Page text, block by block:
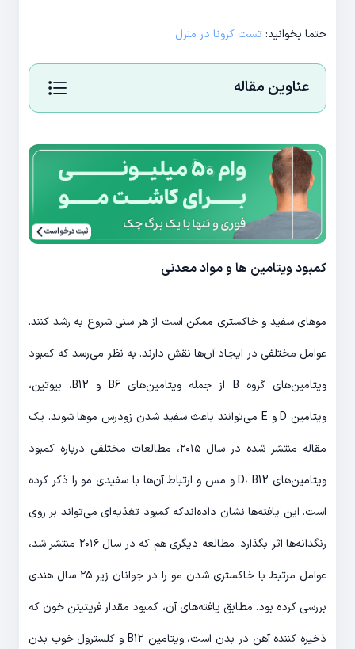
حتما بخوانید:تست کرونا در منزل
عناوین مقاله
ثبت درخواست
کمبود ویتامین ‌ها و مواد معدنی
موهای سفید و خاکستری ممکن است از هر سنی شروع به رشد کنند.
عوامل مختلفی در ایجاد آن‌ها نقش دارند. به نظر می‌رسد که کمبود
ویتامین‌های گروه B از جمله ویتامین‌های B6 و B12، بیوتین،
ویتامین D و E می‌توانند باعث سفید شدن زودرس موها شوند. یک
مقاله منتشر شده در سال ۲۰۱۵، مطالعات مختلفی درباره کمبود
ویتامین‌های D، B12 و مس و ارتباط آن‌ها با سفیدی مو را ذکر کرده
است. این یافته‌ها نشان داده‌اندکه کمبود تغذیه‌ای می‌تواند بر روی
رنگدانه‌ها اثر بگذارد. مطالعه دیگری هم که در سال ۲۰۱۶ منتشر شد،
عوامل مرتبط با خاکستری شدن مو را در جوانان زیر ۲۵ سال هندی
بررسی کرده بود. مطابق یافته‌های آن، کمبود مقدار فریتیتن خون که
ذخیره کننده آهن در بدن است، ویتامین B12 و کلسترول خوب بدن